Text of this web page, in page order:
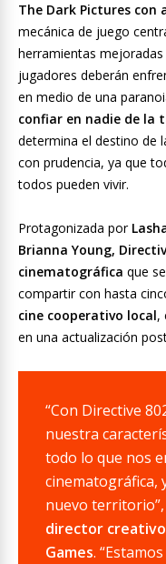
The Dark Pictures con
mecánica de juego
herramientas
jugadores deberán
en medio de una
confiar en nadie de la
determina el destino de
con prudencia, ya que
todos pueden vivir.
Protagonizada por
Brianna Young,
cinematográfica que
compartir con hasta
cine cooperativo local,
en una actualización
“Con Directive
nuestra
todo lo que nos
cinematográfica,
nuevo territorio”,
director
Games.